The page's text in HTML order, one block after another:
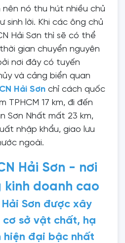
nên nó thu hút nhiều chủ
sinh lời. Khi các ông chủ
Hải Sơn thì sẽ có thể
gian chuyển nguyên
nơi đây có tuyến
và cảng biển quan
Hải Sơn chỉ cách quốc
TPHCM 17 km, đi đến
Sơn Nhất mất 23 km,
nhập khẩu, giao lưu
ngoài.
Hải Sơn - nơi
kinh doanh cao
Hải Sơn được xây
cơ sở vật chất, hạ
hiện đại bậc nhất